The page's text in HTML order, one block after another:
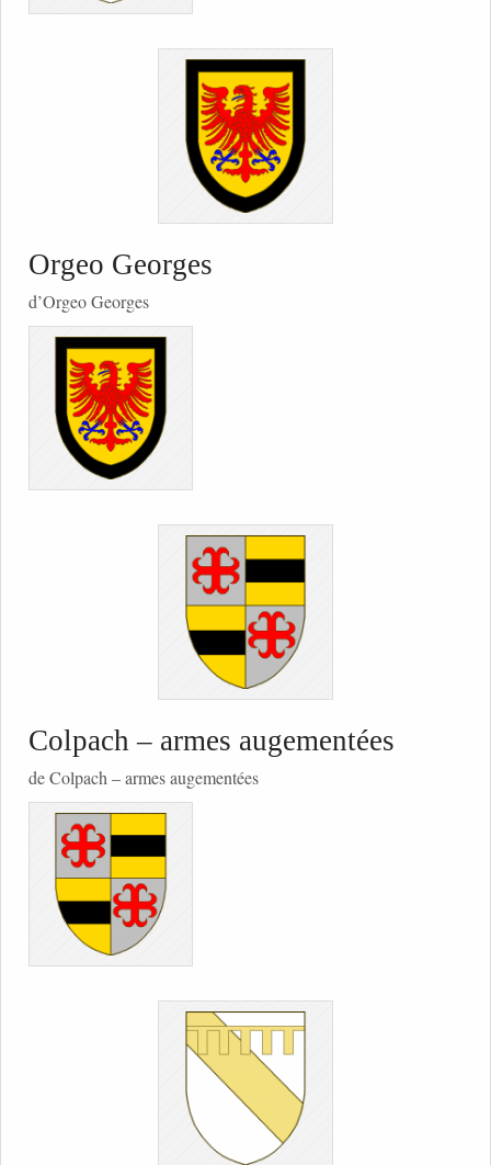
Orgeo Georges
d’Orgeo Georges
Colpach – armes augementées
de Colpach – armes augementées